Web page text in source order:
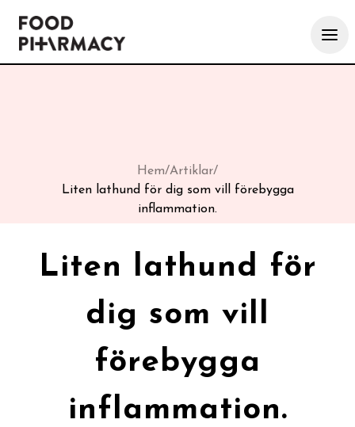
Hem/Artiklar/
Liten lathund för dig som vill förebygga
inflammation.
Liten lathund för
dig som vill
förebygga
inflammation.